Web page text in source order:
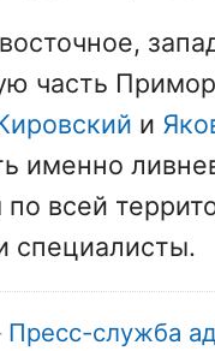
часть
и
именно
по всей
специалисты.
Пресс-служба